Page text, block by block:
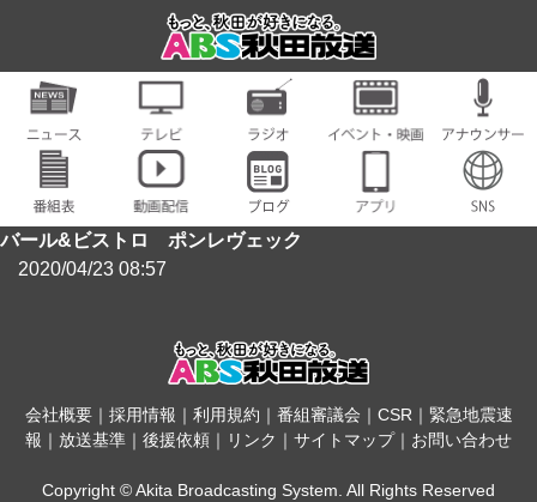
バール&ビストロ ポンレヴェック
2020/04/23 08:57
会社概要｜ 採用情報 ｜ 利用規約 ｜ 番組審議会 ｜ CSR｜ 緊急地震速
報 ｜ 放送基準 ｜ 後援依頼 ｜ リンク ｜ サイトマップ｜ お問い合わせ
Copyright © Akita Broadcasting System. All Rights Reserved